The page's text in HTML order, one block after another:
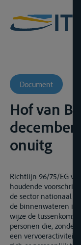
Document
Hof van
december
onuitg
Richtlijn 96/75/EG
houdende
de sector nationaal
de binnenwateren in
wijze de tussenkomst
personen die, zonder
een vervoeractiviteit